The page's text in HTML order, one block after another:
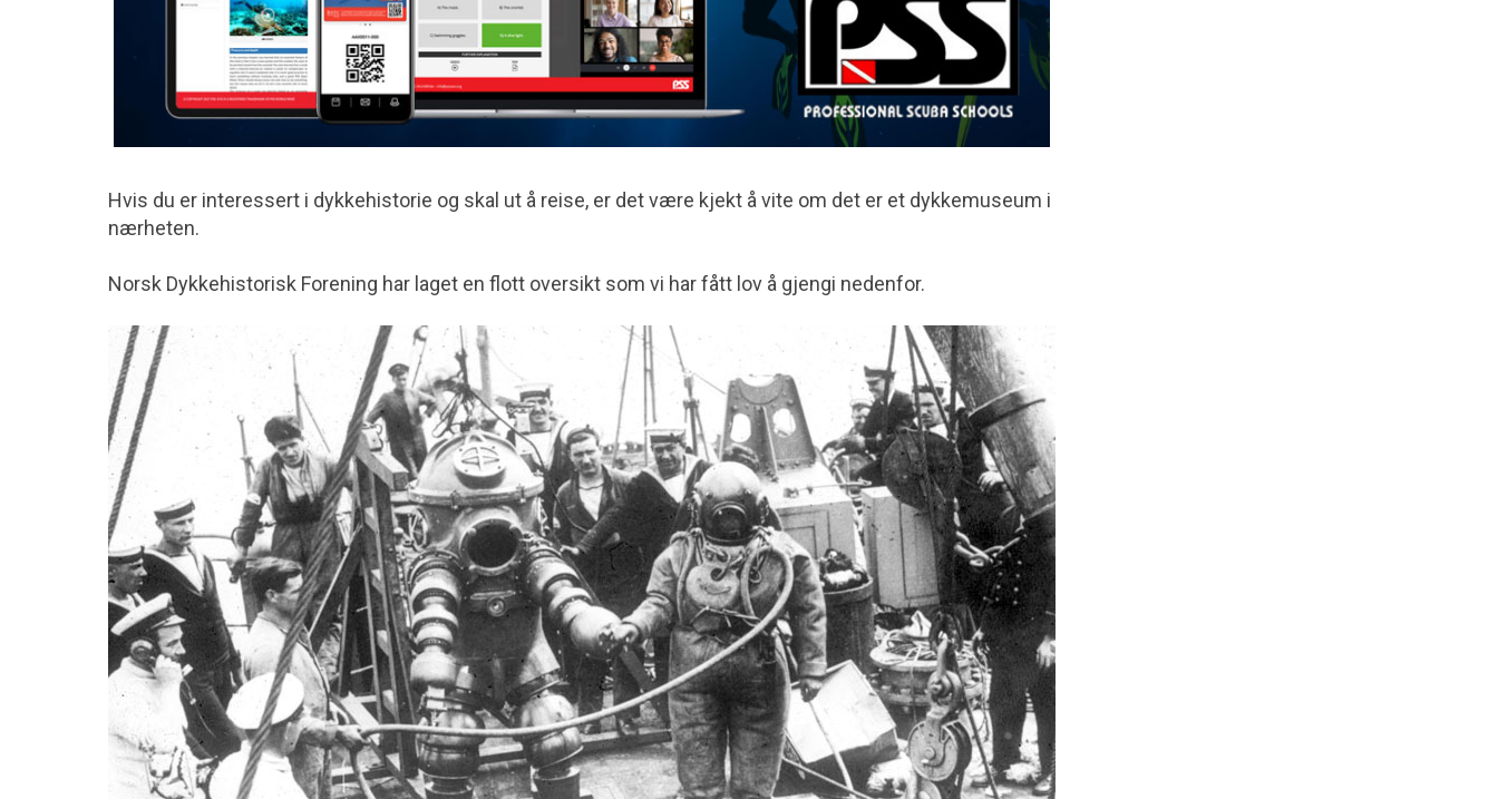
Hvis du er interessert i dykkehistorie og skal ut å reise, er det være kjekt å vite om det er et dykkemuseum i
nærheten.
Norsk Dykkehistorisk Forening har laget en flott oversikt som vi har fått lov å gjengi nedenfor.